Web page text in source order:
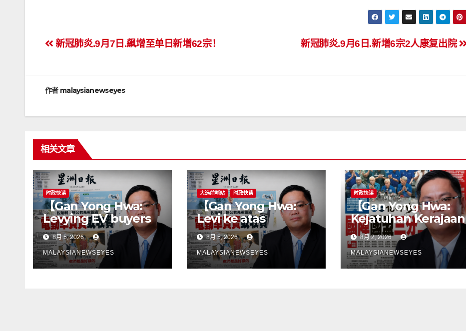
文
导
新冠肺炎.9月6日.新增6宗2人康复出院
新冠肺炎.9月7日.飙增至单日新增62宗！
作者 malaysianewseyes
相关文章
时政快读
【Gan Yong Hwa:
Levying EV buyers
to fund charging
stations puts the
cart before the
horseGovernment
8月 5, 2026
MALAYSIANEWSEYES
大选前哨站 时政快读
【Gan Yong Hwa:
Levi ke atas
pembeli EV untuk
membina stesen
pengecasan satu
langkah
8月 5, 2026
MALAYSIANEWSEYES
时政快读
【Gan Yong Hwa:
Kejatuhan Kerajaan
Negeri Sembilan
Adalah Undi Tidak
Percaya Terhadap
Pentadbiran Anwar
8月 2, 2026
MALAYSIANEWSEYES